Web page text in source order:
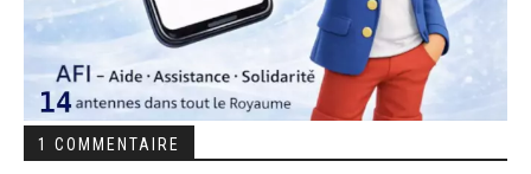
1 COMMENTAIRE